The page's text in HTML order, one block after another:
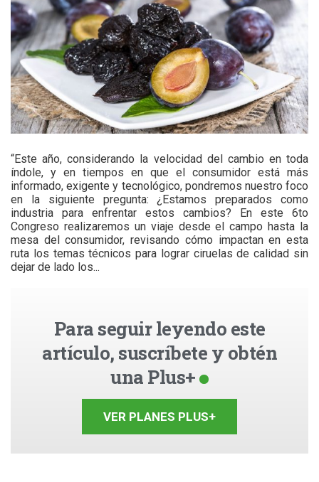
“Este año, considerando la velocidad del cambio en toda
índole, y en tiempos en que el consumidor está más
informado, exigente y tecnológico, pondremos nuestro foco
en la siguiente pregunta: ¿Estamos preparados como
industria para enfrentar estos cambios? En este 6to
Congreso realizaremos un viaje desde el campo hasta la
mesa del consumidor, revisando cómo impactan en esta
ruta los temas técnicos para lograr ciruelas de calidad sin
dejar de lado los...
Para seguir leyendo este
artículo, suscríbete y obtén
una Plus+
VER PLANES PLUS+